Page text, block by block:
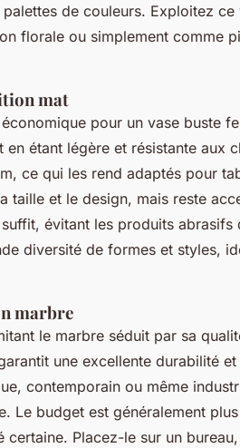
de couleurs. Exploitez ce
florale ou simplement comme
mat
pour un vase buste
étant légère et résistante aux
ce qui les rend adaptés pour
taille et le design, mais reste
évitant les produits
diversité de formes et styles,
marbre
le marbre séduit par sa
une excellente durabilité
contemporain ou même
Le budget est généralement
Placez-le sur un